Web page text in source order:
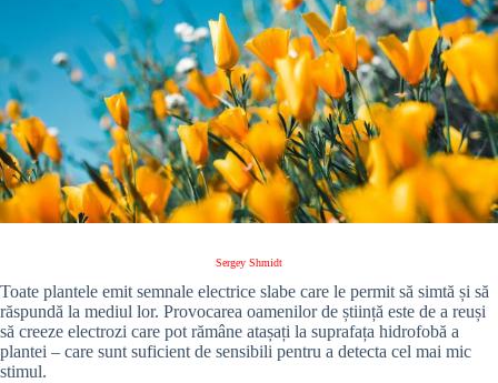
Sergey Shmidt
Toate plantele emit semnale electrice slabe care le permit să simtă și să
răspundă la mediul lor. Provocarea oamenilor de știință este de a reuși
să creeze electrozi care pot rămâne atașați la suprafața hidrofobă a
plantei – care sunt suficient de sensibili pentru a detecta cel mai mic
stimul.